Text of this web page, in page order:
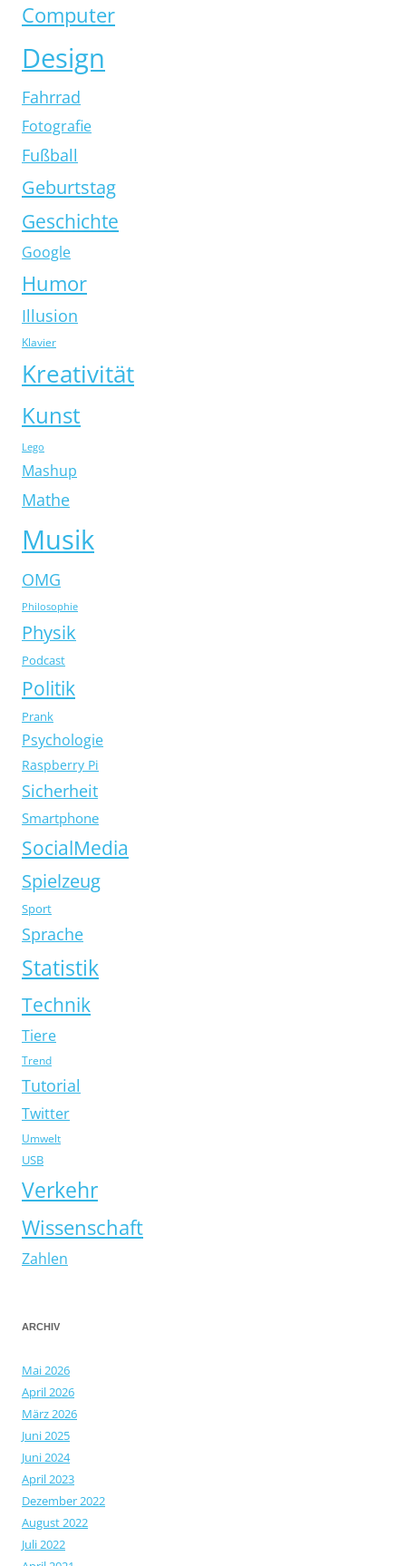
Computer
Design
Fahrrad
Fotografie
Fußball
Geburtstag
Geschichte
Google
Humor
Illusion
Klavier
Kreativität
Kunst
Lego
Mashup
Mathe
Musik
OMG
Philosophie
Physik
Podcast
Politik
Prank
Psychologie
Raspberry Pi
Sicherheit
Smartphone
SocialMedia
Spielzeug
Sport
Sprache
Statistik
Technik
Tiere
Trend
Tutorial
Twitter
Umwelt
USB
Verkehr
Wissenschaft
Zahlen
ARCHIV
Mai 2026
April 2026
März 2026
Juni 2025
Juni 2024
April 2023
Dezember 2022
August 2022
Juli 2022